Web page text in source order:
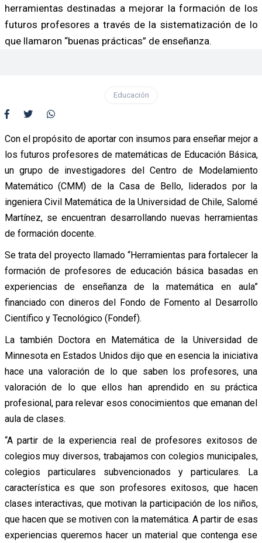
herramientas destinadas a mejorar la formación de los
futuros profesores a través de la sistematización de lo
que llamaron “buenas prácticas” de enseñanza.
Educación
Con el propósito de aportar con insumos para enseñar mejor a
los futuros profesores de matemáticas de Educación Básica,
un grupo de investigadores del Centro de Modelamiento
Matemático (CMM) de la Casa de Bello, liderados por la
ingeniera Civil Matemática de la Universidad de Chile, Salomé
Martínez, se encuentran desarrollando nuevas herramientas
de formación docente.
Se trata del proyecto llamado “Herramientas para fortalecer la
formación de profesores de educación básica basadas en
experiencias de enseñanza de la matemática en aula”
financiado con dineros del Fondo de Fomento al Desarrollo
Científico y Tecnológico (Fondef).
La también Doctora en Matemática de la Universidad de
Minnesota en Estados Unidos dijo que en esencia la iniciativa
hace una valoración de lo que saben los profesores, una
valoración de lo que ellos han aprendido en su práctica
profesional, para relevar esos conocimientos que emanan del
aula de clases.
“A partir de la experiencia real de profesores exitosos de
colegios muy diversos, trabajamos con colegios municipales,
colegios particulares subvencionados y particulares. La
característica es que son profesores exitosos, que hacen
clases interactivas, que motivan la participación de los niños,
que hacen que se motiven con la matemática. A partir de esas
experiencias queremos hacer un material que contenga ese